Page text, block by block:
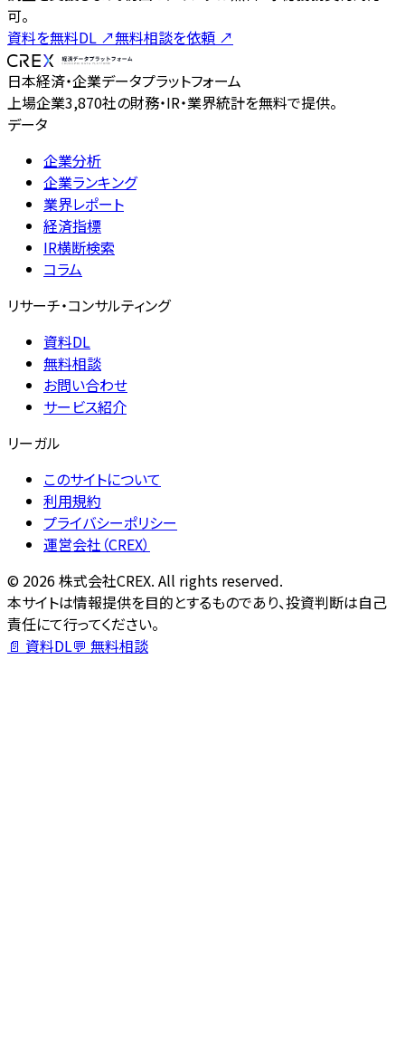
可。
資料を無料DL ↗無料相談を依頼 ↗
日本経済・企業データプラットフォーム
上場企業3,870社の財務・IR・業界統計を無料で提供。
データ
企業分析
企業ランキング
業界レポート
経済指標
IR横断検索
コラム
リサーチ・コンサルティング
資料DL
無料相談
お問い合わせ
サービス紹介
リーガル
このサイトについて
利用規約
プライバシーポリシー
運営会社（CREX）
© 2026株式会社CREX. All rights reserved.
本サイトは情報提供を目的とするものであり、投資判断は自己
責任にて行ってください。
📄 資料DL💬 無料相談